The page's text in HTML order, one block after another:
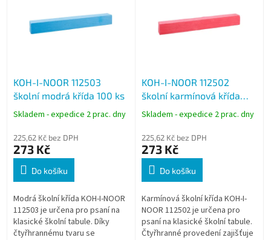
KOH-I-NOOR 112503
školní modrá křída 100 ks
Skladem - expedice 2 prac. dny
225,62 Kč bez DPH
273 Kč
Do košíku
Modrá školní křída KOH-I-NOOR
112503 je určena pro psaní na
klasické školní tabule. Díky
čtyřhrannému tvaru se
KOH-I-NOOR 112502
školní karmínová křída
100 ks
Skladem - expedice 2 prac. dny
225,62 Kč bez DPH
273 Kč
Do košíku
Karmínová školní křída KOH-I-
NOOR 112502 je určena pro
psaní na klasické školní tabule.
Čtyřhranné provedení zajišťuje